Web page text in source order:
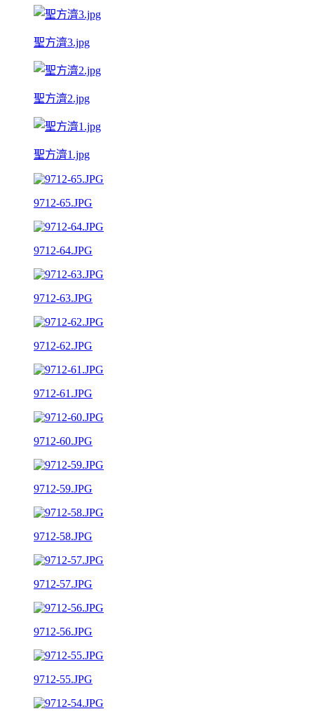
聖方濟3.jpg
聖方濟2.jpg
聖方濟1.jpg
9712-65.JPG
9712-64.JPG
9712-63.JPG
9712-62.JPG
9712-61.JPG
9712-60.JPG
9712-59.JPG
9712-58.JPG
9712-57.JPG
9712-56.JPG
9712-55.JPG